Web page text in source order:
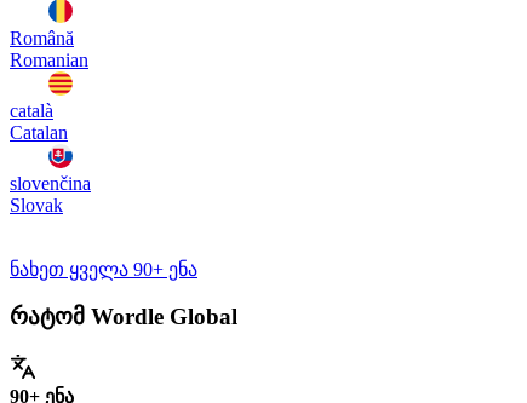
Română
Romanian
català
Catalan
slovenčina
Slovak
ნახეთ ყველა 90+ ენა
რატომ Wordle Global
90+ ენა